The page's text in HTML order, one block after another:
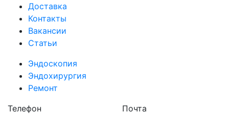
Доставка
Контакты
Вакансии
Статьи
Эндоскопия
Эндохирургия
Ремонт
Телефон
Почта